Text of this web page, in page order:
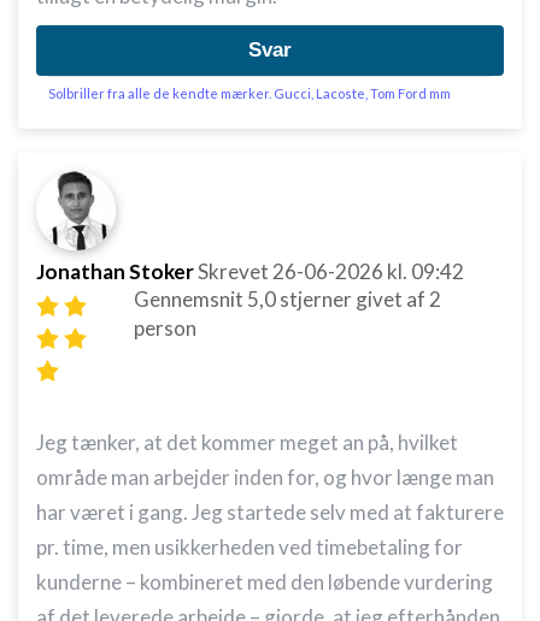
Svar
Solbriller fra alle de kendte mærker. Gucci, Lacoste, Tom Ford mm
Jonathan StokerSkrevet 26-06-2026 kl. 09:42
Gennemsnit 5,0stjerner givet af 2
person
Jeg tænker, at det kommer meget an på, hvilket
område man arbejder inden for, og hvor længe man
har været i gang. Jeg startede selv med at fakturere
pr. time, men usikkerheden ved timebetaling for
kunderne – kombineret med den løbende vurdering